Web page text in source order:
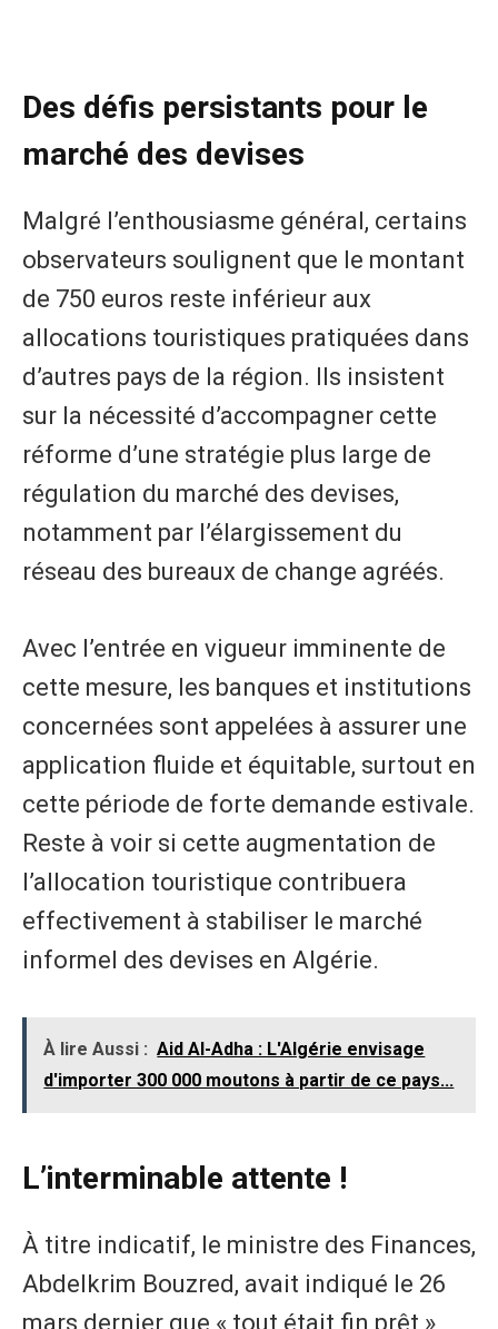
Des défis persistants pour le
marché des devises
Malgré l’enthousiasme général, certains
observateurs soulignent que le montant
de 750 euros reste inférieur aux
allocations touristiques pratiquées dans
d’autres pays de la région. Ils insistent
sur la nécessité d’accompagner cette
réforme d’une stratégie plus large de
régulation du marché des devises,
notamment par l’élargissement du
réseau des bureaux de change agréés.
Avec l’entrée en vigueur imminente de
cette mesure, les banques et institutions
concernées sont appelées à assurer une
application fluide et équitable, surtout en
cette période de forte demande estivale.
Reste à voir si cette augmentation de
l’allocation touristique contribuera
effectivement à stabiliser le marché
informel des devises en Algérie.
À lire Aussi : Aid Al-Adha : L'Algérie envisage
d'importer 300 000 moutons à partir de ce pays...
L’interminable attente !
À titre indicatif, le ministre des Finances,
Abdelkrim Bouzred, avait indiqué le 26
mars dernier que « tout était fin prêt »